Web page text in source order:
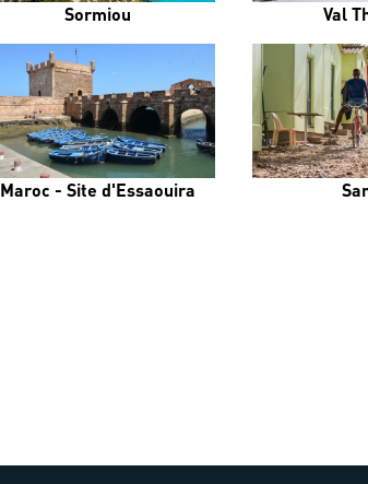
Sormiou Val
Maroc - Site d'Essaouira